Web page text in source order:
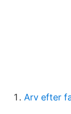
Arv efter